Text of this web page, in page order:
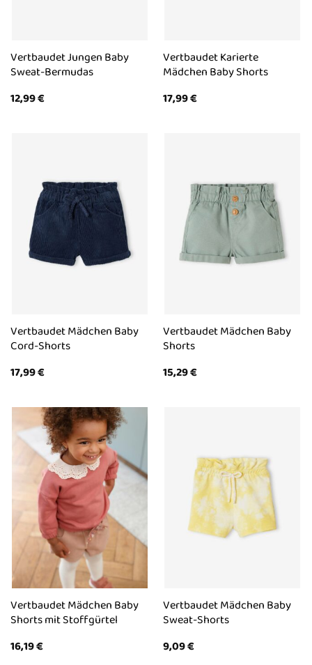
Vertbaudet Jungen Baby
Sweat-Bermudas
12,99€
Vertbaudet Karierte
Mädchen Baby Shorts
17,99€
Vertbaudet Mädchen Baby
Cord-Shorts
17,99€
Vertbaudet Mädchen Baby
Shorts
15,29€
Vertbaudet Mädchen Baby
Shorts mit Stoffgürtel
16,19€
Vertbaudet Mädchen Baby
Sweat-Shorts
9,09€